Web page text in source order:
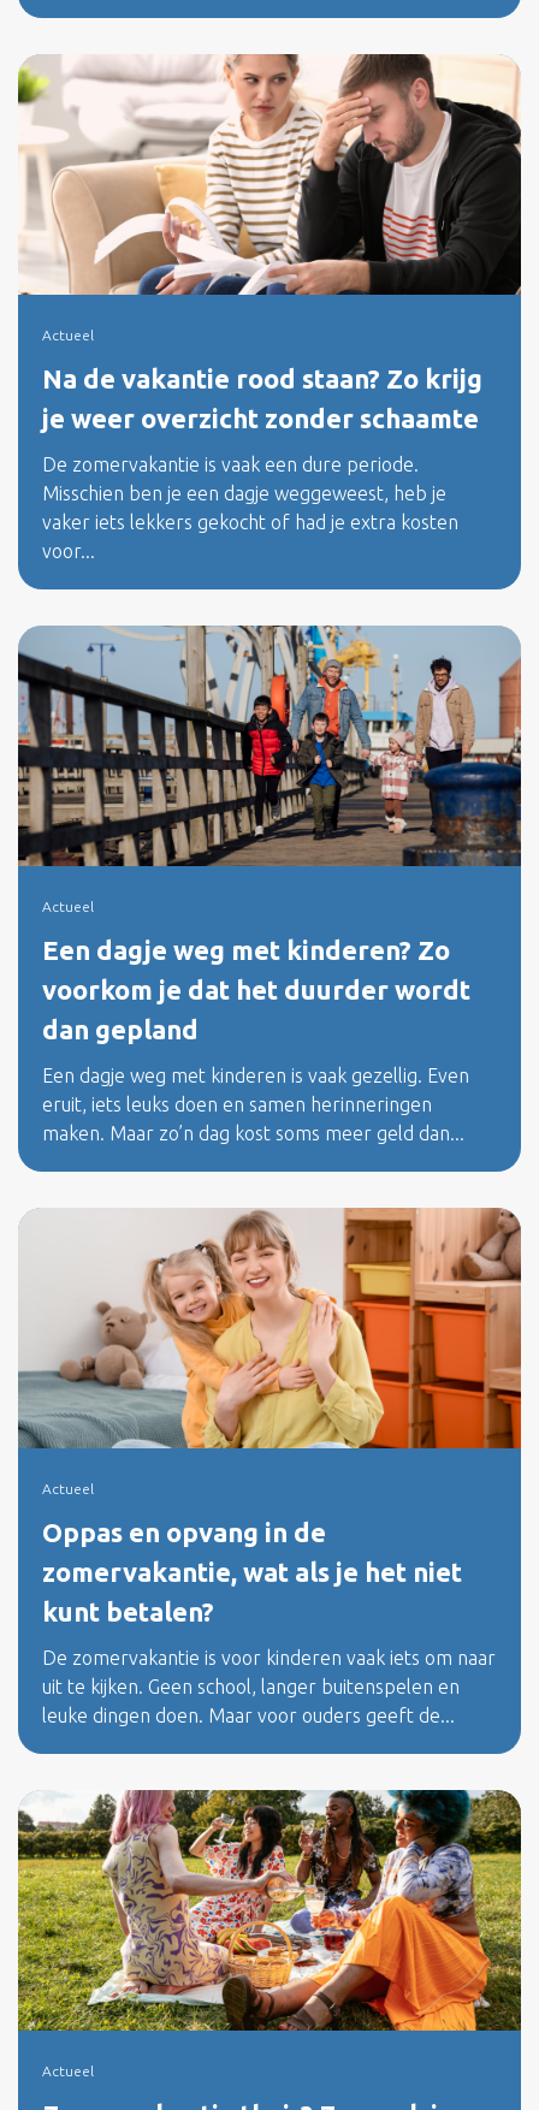
Actueel
Na de vakantie rood staan? Zo krijg
je weer overzicht zonder schaamte
De zomervakantie is vaak een dure periode.
Misschien ben je een dagje weggeweest, heb je
vaker iets lekkers gekocht of had je extra kosten
voor...
Actueel
Een dagje weg met kinderen? Zo
voorkom je dat het duurder wordt
dan gepland
Een dagje weg met kinderen is vaak gezellig. Even
eruit, iets leuks doen en samen herinneringen
maken. Maar zo’n dag kost soms meer geld dan...
Actueel
Oppas en opvang in de
zomervakantie, wat als je het niet
kunt betalen?
De zomervakantie is voor kinderen vaak iets om naar
uit te kijken. Geen school, langer buitenspelen en
leuke dingen doen. Maar voor ouders geeft de...
Actueel